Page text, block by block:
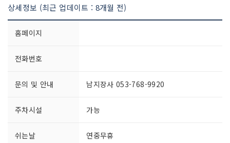
상세정보 (최근 업데이트 : 8개월 전)
홈페이지
전화번호
문의 및 안내 남지장사 053-768-9920
주차시설 가능
쉬는날 연중무휴